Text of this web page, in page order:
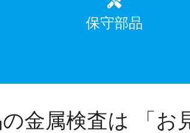
保守部品
金属検査は 「お